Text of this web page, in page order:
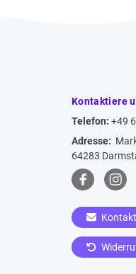
Kontaktiere
Telefon: +49
Adresse:
64283